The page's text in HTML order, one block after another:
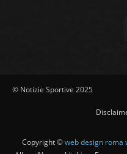
© Notizie Sportive 2025
Copyright ©web design roma